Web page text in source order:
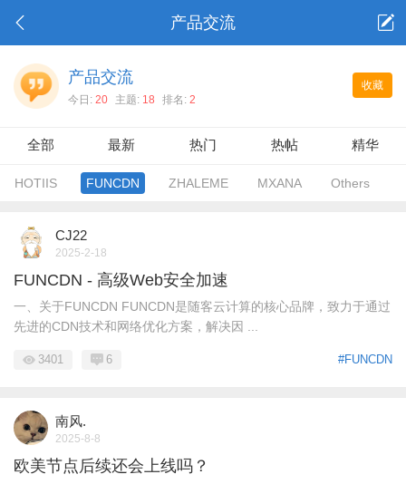
产品交流
收藏
产品交流
今日: 20 主题: 18 排名: 2
全部 最新 热门 热帖 精华
HOTIIS FUNCDN ZHALEME MXANA Others
CJ22
2025-2-18
FUNCDN - 高级Web安全加速
一、关于FUNCDN FUNCDN是随客云计算的核心品牌，致力于通过
先进的CDN技术和网络优化方案，解决因 ...
#FUNCDN
3401 6
南风.
2025-8-8
欧美节点后续还会上线吗？